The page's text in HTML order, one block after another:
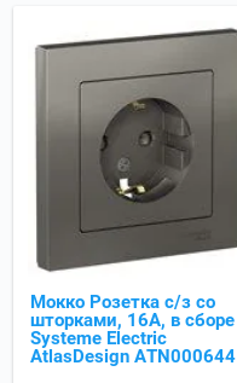
Мокко Розетка с/з со
шторками, 16А, в сборе
Systeme Electric
AtlasDesign ATN000644